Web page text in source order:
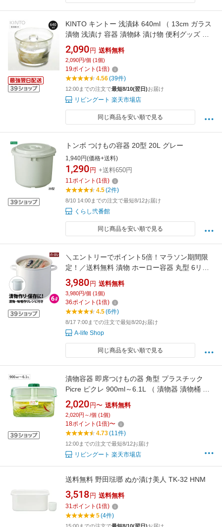
KINTO キントー 浅漬鉢 640ml （ 13cm ガラス
漬物 浅漬け 容器 漬物鉢 漬け物 便利グッズ 食
洗機対応 漬物器 漬物容器 保存容器 漬物保存容
器 器 鉢 おしゃれ ガラス製 640ml KINTO ）
2,090 円 送料無料
2,090円/個 (1個)
19ポイント (1倍)
4.56(39件)
12:00までの注文で最短8/10(翌日)お届け
リビングート 楽天市場店
同じ商品を安い順で見る
トンボ つけもの容器 20型 20L グレー
1,940円(価格+送料)
1,290 円 +送料650円
11ポイント (1倍)
4.5(2件)
8/10 14:00までの注文で最短8/12お届け
くらし弐番館
同じ商品を安い順で見る
＼エントリーでポイント5倍！マラソン期間限
定！／送料無料 漬物 ホーロー容器 丸型 6リッ
トル 白 シール蓋付き 漬物 容器 梅干し 米 味噌
保存容器 つけもの容器 保存 ほうろう 琺瑯 米び
つ キッチン ホワイト 北欧 台所 収納 流し下 シ
ンク 高
3,980 円 送料無料
3,980円/個 (1個)
36ポイント (1倍)
4.5(6件)
8/17 7:00までの注文で最短8/20お届け
A-life Shop
同じ商品を安い順で見る
漬物容器 即席つけもの器 角型 プラスチック
Picre ピクレ 900ml～6.1L （ 漬物器 漬物桶 漬
け物容器 つけもの器 漬物 漬け物 日本製 漬け物
桶 漬け物樽 漬物樽 漬け物ポット 漬物ポット 浅
漬 浅漬け 保存容器 1.57L 2.2L 3.1L 4.1L ）
2,020 円〜 送料無料
2,020円～/個 (1個)
18ポイント (1倍)〜
4.73(11件)
12:00までの注文で最短8/12お届け
リビングート 楽天市場店
送料無料 野田琺瑯 ぬか漬け美人 TK-32 HNM
3,518 円 送料無料
31ポイント (1倍)
5(4件)